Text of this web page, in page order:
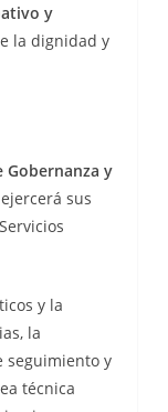
y
la dignidad y
Gobernanza y
sus
y la
la
seguimiento y
técnica